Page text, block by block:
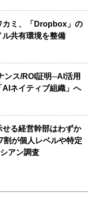
カミ、「Dropbox」の
共有環境を整備
ンス/ROI証明─AI活用
ネイティブ組織」へ
る経営幹部はわずか
が個人レベルや特定
アン調査